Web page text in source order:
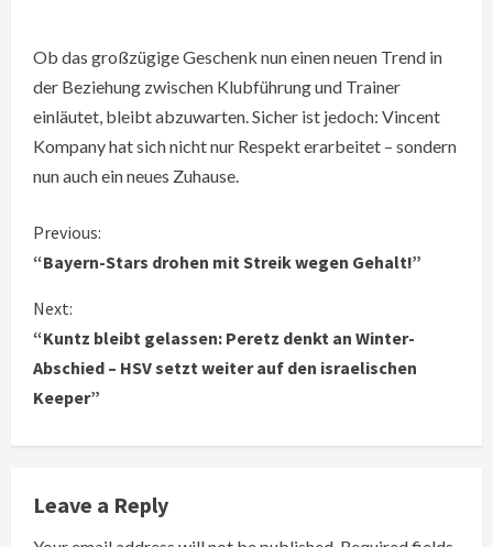
Ob das großzügige Geschenk nun einen neuen Trend in
der Beziehung zwischen Klubführung und Trainer
einläutet, bleibt abzuwarten. Sicher ist jedoch: Vincent
Kompany hat sich nicht nur Respekt erarbeitet – sondern
nun auch ein neues Zuhause.
C
n
t
u
Previous:
“Bayern-Stars drohen mit Streik wegen Gehalt!”
Next:
“Kuntz bleibt gelassen: Peretz denkt an Winter-
Abschied – HSV setzt weiter auf den israelischen
Keeper”
Leave a Reply